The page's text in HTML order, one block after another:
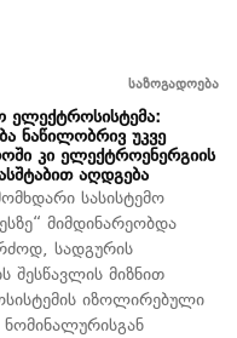
საზოგადოება
ელექტროსისტემა:
ნაწილობრივ უკვე
კი ელექტროენერგიის
აღდგება
სასისტემო
მიმდინარეობდა
სადგურის
შესწავლის მიზნით
იზოლირებული
ნომინალურისგან